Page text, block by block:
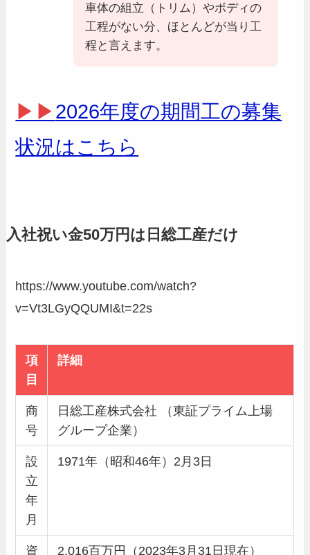
車体の組立（トリム）やボディの
工程がない分、ほとんどが当り工
程と言えます。
▶▶2026年度の期間工の募集
状況はこちら
入社祝い金50万円は日総工産だけ
https://www.youtube.com/watch?
v=Vt3LGyQQUMI&t=22s
項
目
詳細
商
号
日総工産株式会社 （東証プライム上場
グループ企業）
設
立
年
月
1971年（昭和46年）2月3日
資
2,016百万円（2023年3月31日現在）